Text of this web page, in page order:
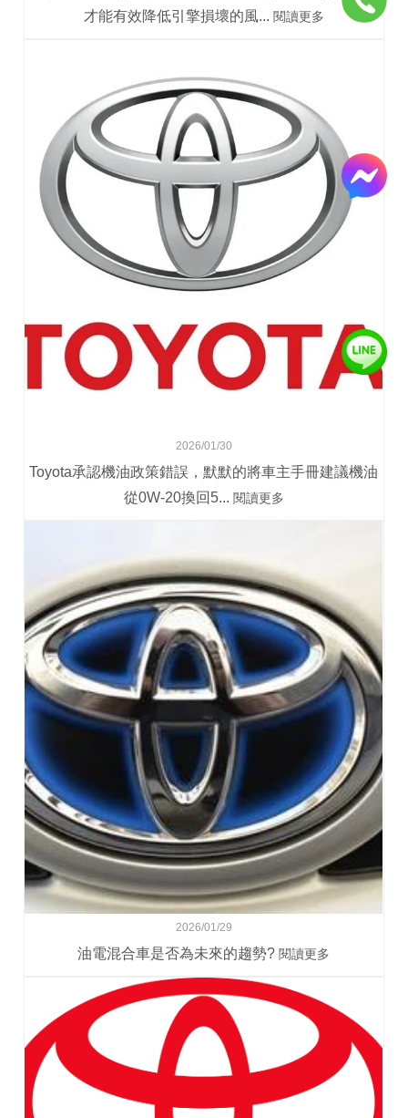
才能有效降低引擎損壞的風... 閱讀更多
2026/01/30
Toyota承認機油政策錯誤，默默的將車主手冊建議機油
從0W-20換回5... 閱讀更多
2026/01/29
油電混合車是否為未來的趨勢? 閱讀更多